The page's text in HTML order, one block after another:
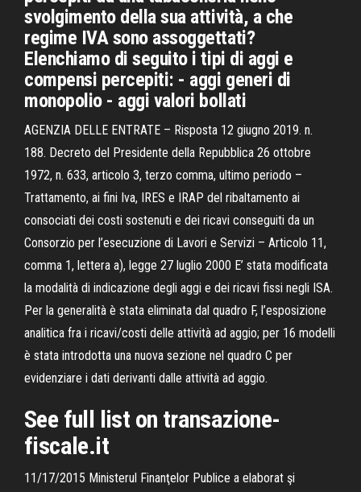
svolgimento della sua attività, a che
regime IVA sono assoggettati?
Elenchiamo di seguito i tipi di aggi e
compensi percepiti: - aggi generi di
monopolio - aggi valori bollati
AGENZIA DELLE ENTRATE – Risposta 12 giugno 2019. n.
188. Decreto del Presidente della Repubblica 26 ottobre
1972, n. 633, articolo 3, terzo comma, ultimo periodo –
Trattamento, ai fini Iva, IRES e IRAP del ribaltamento ai
consociati dei costi sostenuti e dei ricavi conseguiti da un
Consorzio per l’esecuzione di Lavori e Servizi – Articolo 11,
comma 1, lettera a), legge 27 luglio 2000 E’ stata modificata
la modalità di indicazione degli aggi e dei ricavi fissi negli ISA.
Per la generalità è stata eliminata dal quadro F, l’esposizione
analitica fra i ricavi/costi delle attività ad aggio; per 16 modelli
è stata introdotta una nuova sezione nel quadro C per
evidenziare i dati derivanti dalle attività ad aggio.
See full list on transazione-
fiscale.it
11/17/2015 Ministerul Finanţelor Publice a elaborat şi